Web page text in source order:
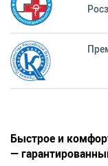
Быстрое и
—